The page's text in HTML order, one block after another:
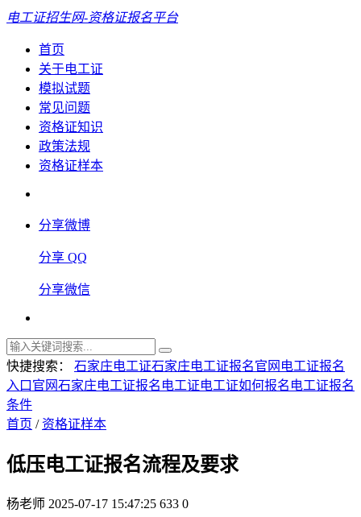
电工证招生网-资格证报名平台
首页
关于电工证
模拟试题
常见问题
资格证知识
政策法规
资格证样本
分享微博
分享 QQ
分享微信
快捷搜索： 石家庄电工证石家庄电工证报名官网 电工证报名
入口官网石家庄电工证报名 电工证电工证如何报名 电工证报名
条件
首页 / 资格证样本
低压电工证报名流程及要求
杨老师 2025-07-17 15:47:25 633 0